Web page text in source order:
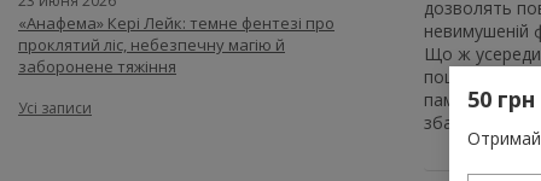
дозволять
невимушеній
Що ж
пошук та
пам’яті та
«Анафема» Кері Лейк: темне фентезі про
проклятий ліс, небезпечну магію й
заборонене тяжіння
Усі записи 50
Отримай